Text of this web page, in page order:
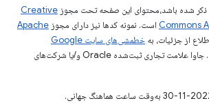
ذکر شده باشد،‌محتوای این صفحه تحت مجوز Creative
Commons است. نمونه کدها نیز دارای مجوز Apache
از جزئیات، به
خطمشی‌های سایت Google
مراجعه کنید. جاوا علامت تجاری ثبت‌شده Oracle و/یا شرکت‌های